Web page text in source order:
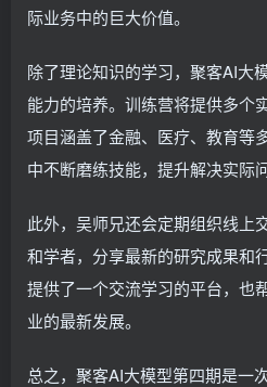
际业务中的巨大价值。
除了理论知识的学习，聚客AI大
能力的培养。训练营将提供多个
项目涵盖了金融、医疗、教育等
中不断磨练技能，提升解决实际
此外，吴师兄还会定期组织线上
和学者，分享最新的研究成果和
提供了一个交流学习的平台，也
业的最新发展。
总之，聚客AI大模型第四期是一